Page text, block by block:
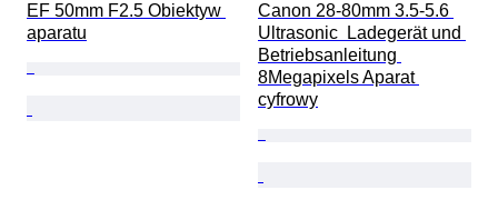
EF 50mm F2.5 Obiektyw
aparatu
Canon 28-80mm 3.5-5.6
Ultrasonic  Ladegerät und
Betriebsanleitung
8Megapixels Aparat
cyfrowy